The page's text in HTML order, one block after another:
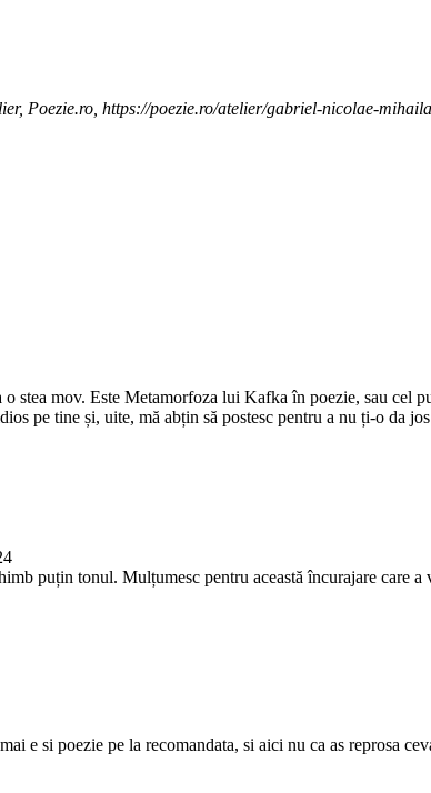
Poezie.ro, https://poezie.ro/atelier/gabriel-nicolae-
stea mov. Este Metamorfoza lui Kafka în poezie, sau
pe tine și, uite, mă abțin să postesc pentru a nu ți-o da
puțin tonul. Mulțumesc pentru această încurajare care
e si poezie pe la recomandata, si aici nu ca as reprosa